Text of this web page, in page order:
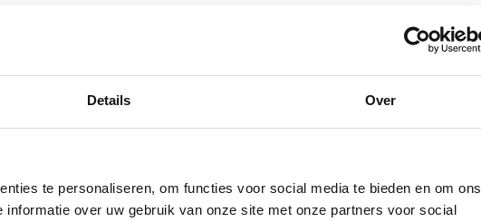
Details Over
te personaliseren, om functies voor social media te bieden en om ons
over uw gebruik van onze site met onze partners voor social